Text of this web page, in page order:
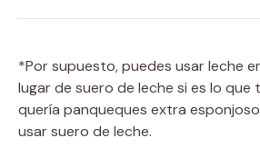
*Por supuesto, puedes usar leche
lugar de suero de leche si es lo que
quería panqueques extra
usar suero de leche.